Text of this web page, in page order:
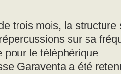
trois mois, la
sur sa
pour le téléphérique.
Garaventa a été